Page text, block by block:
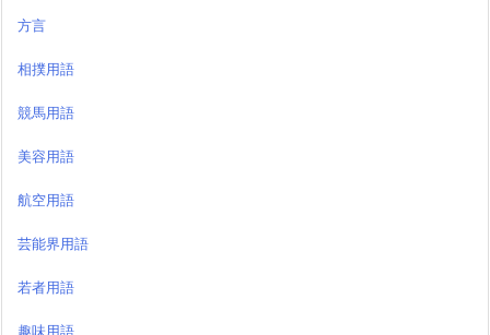
方言
相撲用語
競馬用語
美容用語
航空用語
芸能界用語
若者用語
趣味用語